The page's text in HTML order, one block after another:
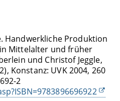
Handwerkliche Produktion
Mittelalter und früher
und Christof Jeggle,
Konstanz: UVK 2004, 260
2